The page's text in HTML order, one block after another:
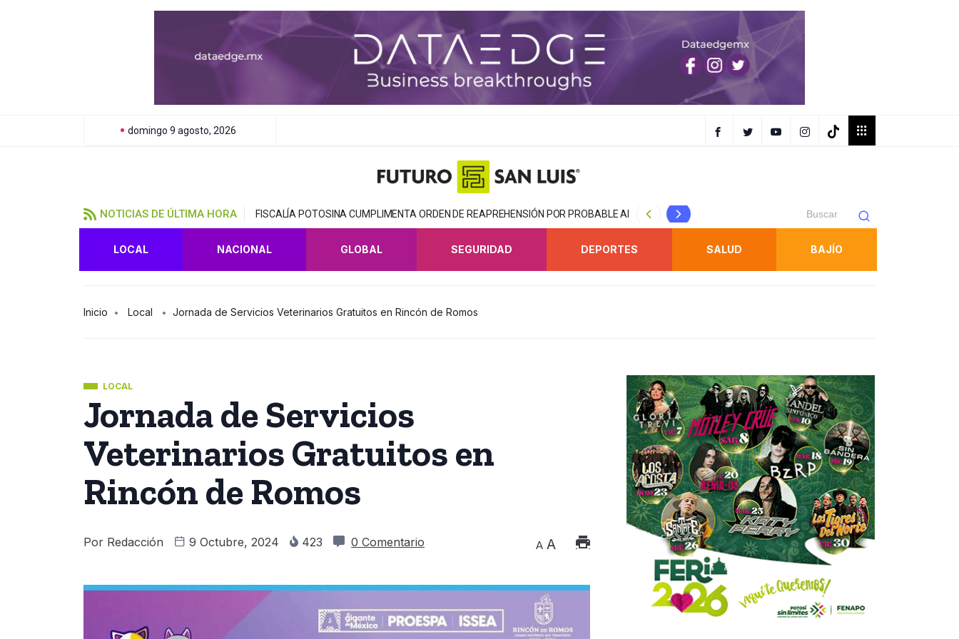
domingo 9 agosto, 2026
NOTICIAS DE ÚLTIMA HORA FISCALÍA POTOSINA CUMPLIMENTA ORDEN DE REAPREHENSIÓN POR PROBABLE ABUSO SEXUAL* ESTRATEGIA INTEGRAL DE SEGURIDAD FORTALECE
LOCAL NACIONAL GLOBAL SEGURIDAD DEPORTES SALUD BAJÍO
Inicio Local Jornada de Servicios Veterinarios Gratuitos en Rincón de Romos
LOCAL
Jornada de Servicios
Veterinarios Gratuitos en
Rincón de Romos
Por Redacción 9 Octubre, 2024 423 0 Comentario A A